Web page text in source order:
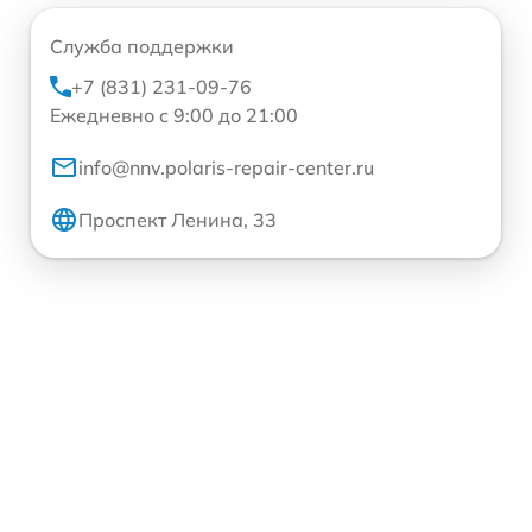
Служба поддержки
+7 (831) 231-09-76
Ежедневно с 9:00 до 21:00
info@nnv.polaris-repair-center.ru
Проспект Ленина, 33